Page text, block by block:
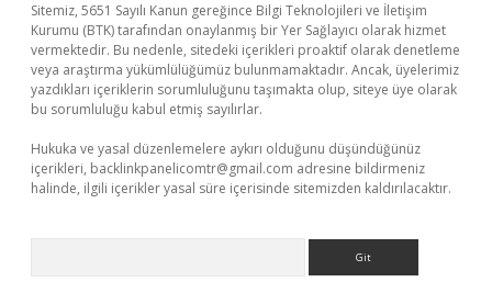
Sitemiz, 5651 Sayılı Kanun gereğince Bilgi Teknolojileri ve İletişim
Kurumu (BTK) tarafından onaylanmış bir Yer Sağlayıcı olarak hizmet
vermektedir. Bu nedenle, sitedeki içerikleri proaktif olarak denetleme
veya araştırma yükümlülüğümüz bulunmamaktadır. Ancak, üyelerimiz
yazdıkları içeriklerin sorumluluğunu taşımakta olup, siteye üye olarak
bu sorumluluğu kabul etmiş sayılırlar.
Hukuka ve yasal düzenlemelere aykırı olduğunu düşündüğünüz
içerikleri, backlinkpanelicomtr@gmail.com adresine bildirmeniz
halinde, ilgili içerikler yasal süre içerisinde sitemizden kaldırılacaktır.